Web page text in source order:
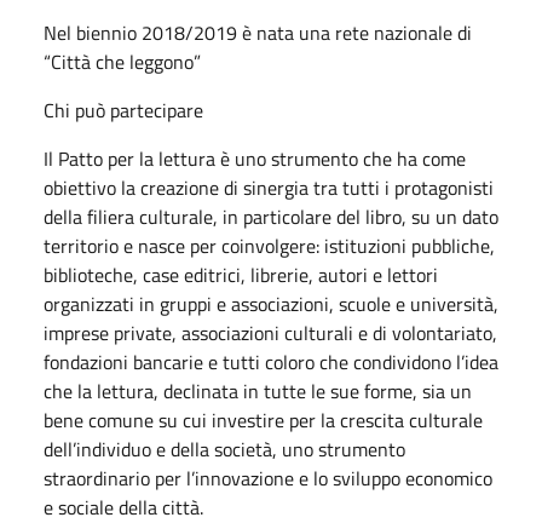
Nel biennio 2018/2019 è nata una rete nazionale di
“Città che leggono”
Chi può partecipare
Il Patto per la lettura è uno strumento che ha come
obiettivo la creazione di sinergia tra tutti i protagonisti
della filiera culturale, in particolare del libro, su un dato
territorio e nasce per coinvolgere: istituzioni pubbliche,
biblioteche, case editrici, librerie, autori e lettori
organizzati in gruppi e associazioni, scuole e università,
imprese private, associazioni culturali e di volontariato,
fondazioni bancarie e tutti coloro che condividono l’idea
che la lettura, declinata in tutte le sue forme, sia un
bene comune su cui investire per la crescita culturale
dell’individuo e della società, uno strumento
straordinario per l’innovazione e lo sviluppo economico
e sociale della città.